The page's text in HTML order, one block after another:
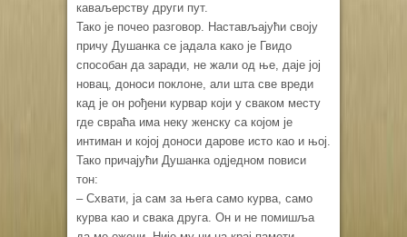
каваљерству други пут.
Тако је почео разговор. Настављајући своју
причу Душанка се јадала како је Гвидо
способан да заради, не жали од ње, даје јој
новац, доноси поклоне, али шта све вреди
кад је он рођени курвар који у сваком месту
где свраћа има неку женску са којом је
интиман и којој доноси дарове исто као и њој.
Тако причајући Душанка одједном повиси
тон:
– Схвати, ја сам за њега само курва, само
курва као и свака друга. Он и не помишља